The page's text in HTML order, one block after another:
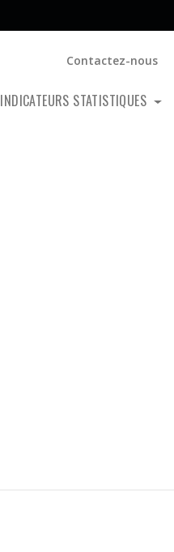
Contactez-nous
INDICATEURS STATISTIQUES